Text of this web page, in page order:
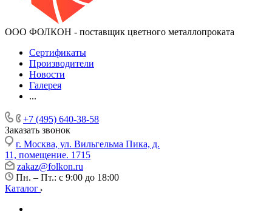
ООО ФОЛКОН - поставщик цветного металлопроката
Сертификаты
Производители
Новости
Галерея
...
+7 (495) 640-38-58
Заказать звонок
г. Москва, ул. Вильгельма Пика, д.
11, помещение. 1715
zakaz@folkon.ru
Пн. – Пт.: с 9:00 до 18:00
Каталог